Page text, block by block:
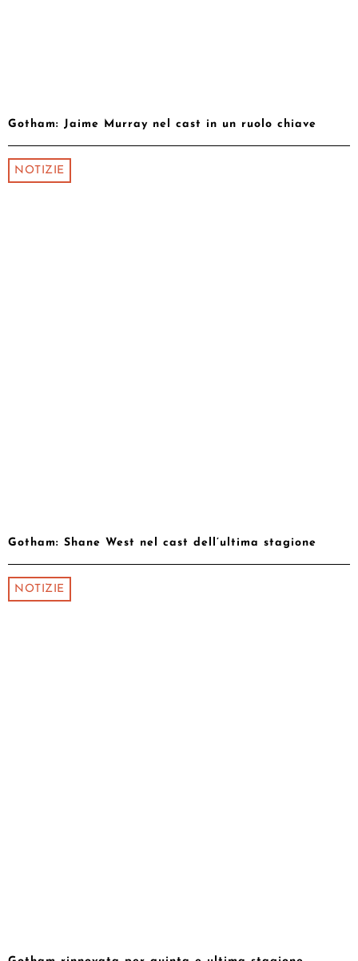
Gotham: Jaime Murray nel cast in un ruolo chiave
NOTIZIE
Gotham: Shane West nel cast dell’ultima stagione
NOTIZIE